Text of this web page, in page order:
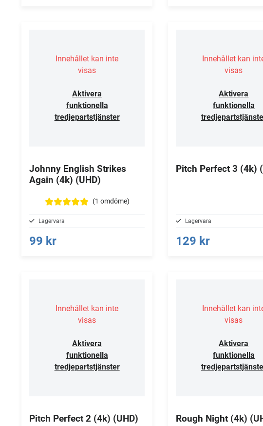
Innehållet kan inte
visas
Aktivera
funktionella
tredjepartstjänster
Johnny English Strikes
Again (4k) (UHD)
(1 omdöme)
Lagervara
99 kr
Innehållet kan
visas
Aktivera
funktionella
Pitch Perfect 3 (4k)
Lagervara
129 kr
Innehållet kan inte
visas
Aktivera
funktionella
tredjepartstjänster
Pitch Perfect 2 (4k) (UHD)
Innehållet kan
visas
Aktivera
funktionella
Rough Night (4k)